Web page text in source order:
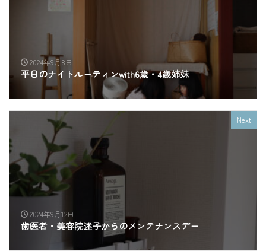
2024年9月8日
平日のナイトルーティンwith6歳・4歳姉妹
Next
2024年9月12日
歯医者・美容院迷子からのメンテナンスデー